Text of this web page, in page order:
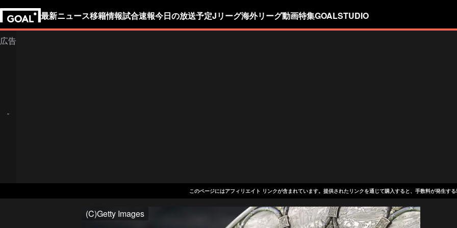
最新ニュース移籍情報試合速報今日の放送予定Jリーグ海外リーグ動画特集GOALSTUDIO
このページにはアフィリエイト リンクが含まれています。提供されたリンクを通じて購入すると、手数料が発生する
(C)Getty Images